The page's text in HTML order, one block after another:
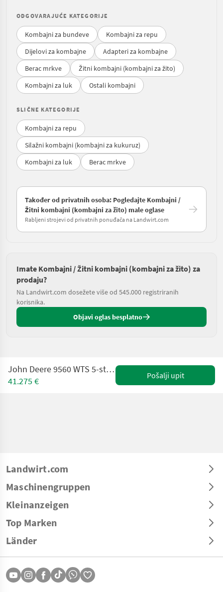
ODGOVARAJUĆE KATEGORIJE
Kombajni za bundeve
Kombajni za repu
Dijelovi za kombajne
Adapteri za kombajne
Berac mrkve
Žitni kombajni (kombajni za žito)
Kombajni za luk
Ostali kombajni
SLIČNE KATEGORIJE
Kombajni za repu
Silažni kombajni (kombajni za kukuruz)
Kombajni za luk
Berac mrkve
Također od privatnih osoba: Pogledajte Kombajni /
Žitni kombajni (kombajni za žito) male oglase
Rabljeni strojevi od privatnih ponuđača na Landwirt.com
Imate Kombajni / Žitni kombajni (kombajni za žito) za
prodaju?
Na Landwirt.com dosežete više od 545.000 registriranih
korisnika.
Objavi oglas besplatno
John Deere 9560 WTS 5-straw walker combine, 5.5 m 618R head
41.275 €
Pošalji upit
Landwirt.com
Maschinengruppen
Kleinanzeigen
Top Marken
Länder